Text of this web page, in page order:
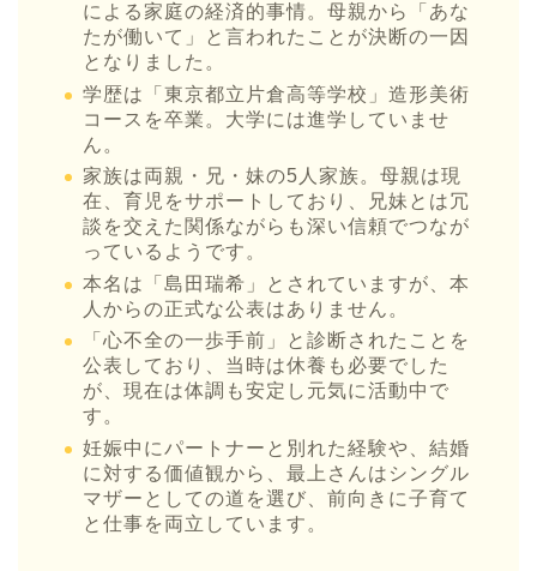
による家庭の経済的事情。母親から「あな
たが働いて」と言われたことが決断の一因
となりました。
学歴は「東京都立片倉高等学校」造形美術
コースを卒業。大学には進学していませ
ん。
家族は両親・兄・妹の5人家族。母親は現
在、育児をサポートしており、兄妹とは冗
談を交えた関係ながらも深い信頼でつなが
っているようです。
本名は「島田瑞希」とされていますが、本
人からの正式な公表はありません。
「心不全の一歩手前」と診断されたことを
公表しており、当時は休養も必要でした
が、現在は体調も安定し元気に活動中で
す。
妊娠中にパートナーと別れた経験や、結婚
に対する価値観から、最上さんはシングル
マザーとしての道を選び、前向きに子育て
と仕事を両立しています。